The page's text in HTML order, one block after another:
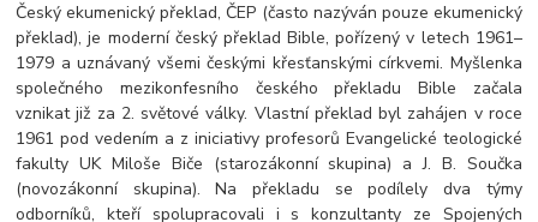
Český ekumenický překlad, ČEP (často nazýván pouze ekumenický
překlad), je moderní český překlad Bible, pořízený v letech 1961–
1979 a uznávaný všemi českými křesťanskými církvemi. Myšlenka
společného mezikonfesního českého překladu Bible začala
vznikat již za 2. světové války. Vlastní překlad byl zahájen v roce
1961 pod vedením a z iniciativy profesorů Evangelické teologické
fakulty UK Miloše Biče (starozákonní skupina) a J. B. Součka
(novozákonní skupina). Na překladu se podílely dva týmy
odborníků, kteří spolupracovali i s konzultanty ze Spojených